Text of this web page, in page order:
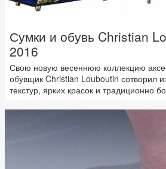
Сумки и обувь Christian
2016
Свою новую весеннюю коллекцию
обувщик Christian Louboutin сотворил
текстур, ярких красок и традиционно